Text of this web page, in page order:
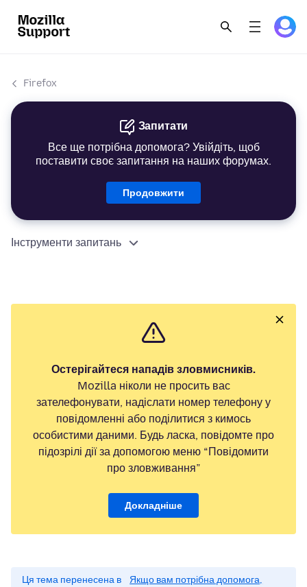
Firefox
Запитати
Все ще потрібна допомога? Увійдіть, щоб
поставити своє запитання на наших форумах.
Продовжити
Інструменти запитань
Остерігайтеся нападів зловмисників.
Mozilla ніколи не просить вас
зателефонувати, надіслати номер телефону у
повідомленні або поділитися з кимось
особистими даними. Будь ласка, повідомте про
підозрілі дії за допомогою меню “Повідомити
про зловживання”
Докладніше
Ця тема перенесена в
Якщо вам потрібна допомога,